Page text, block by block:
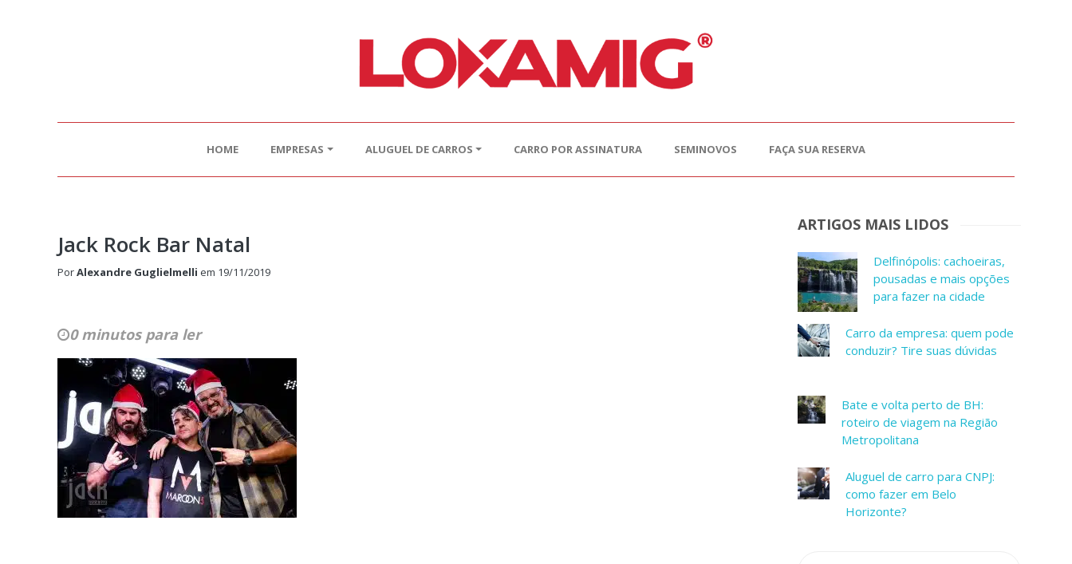
HOME EMPRESAS ALUGUEL DE CARROS CARRO POR ASSINATURA SEMINOVOS FAÇA SUA RESERVA
Jack Rock Bar Natal
PorAlexandre Guglielmelli em 19/11/2019
0 minutos para ler
ARTIGOS MAIS LIDOS
Delfinópolis: cachoeiras,
pousadas e mais opções
para fazer na cidade
Carro da empresa: quem pode
conduzir? Tire suas dúvidas
Bate e volta perto de BH:
roteiro de viagem na Região
Metropolitana
Aluguel de carro para CNPJ:
como fazer em Belo
Horizonte?